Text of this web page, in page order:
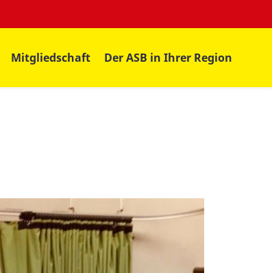
Mitgliedschaft Der ASB in Ihrer Region